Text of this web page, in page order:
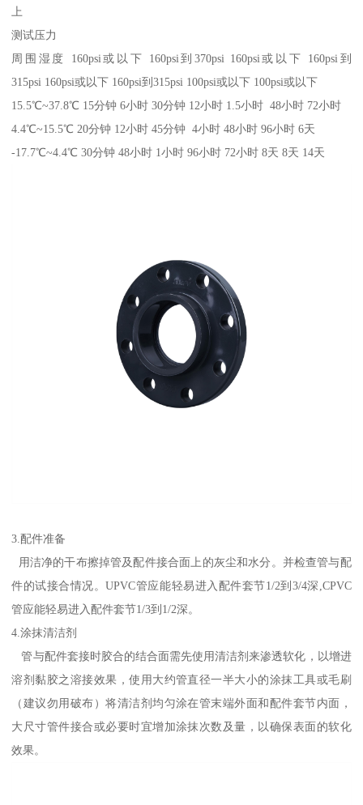
上
测试压力
周围湿度 160psi或以下 160psi到370psi 160psi或以下 160psi到
315psi 160psi或以下 160psi到315psi 100psi或以下 100psi或以下
15.5℃~37.8℃ 15分钟 6小时 30分钟 12小时 1.5小时 48小时 72小时
4.4℃~15.5℃ 20分钟 12小时 45分钟 4小时 48小时 96小时 6天
-17.7℃~4.4℃ 30分钟 48小时 1小时 96小时 72小时 8天 8天 14天
3.配件准备
用洁净的干布擦掉管及配件接合面上的灰尘和水分。并检查管与配
件的试接合情况。UPVC管应能轻易进入配件套节1/2到3/4深,CPVC
管应能轻易进入配件套节1/3到1/2深。
4.涂抹清洁剂
管与配件套接时胶合的结合面需先使用清洁剂来渗透软化，以增进
溶剂黏胶之溶接效果，使用大约管直径一半大小的涂抹工具或毛刷
（建议勿用破布）将清洁剂均匀涂在管末端外面和配件套节内面，
大尺寸管件接合或必要时宜增加涂抹次数及量，以确保表面的软化
效果。